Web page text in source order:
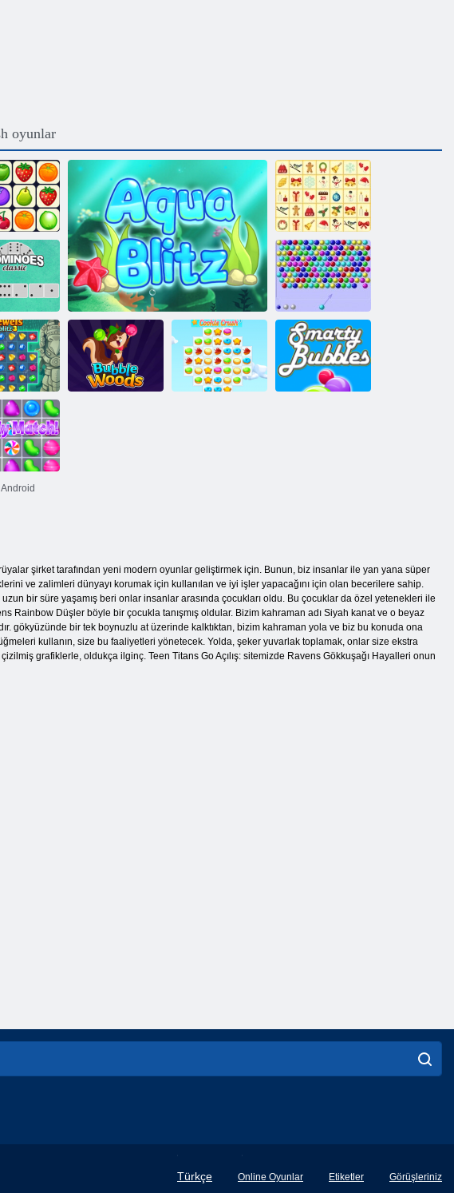
oyunlar
Connect
Kris-Mas
Mahjong
Klasik
Kabarcık atıcı
html5
Blitz
3
Android
şirket tarafından yeni modern oyunlar geliştirmek için. Bunun, biz insanlar ile yan yana süper
ve zalimleri dünyayı korumak için kullanılan ve iyi işler yapacağını için olan becerilere sahip.
bir süre yaşamış beri onlar insanlar arasında çocukları oldu. Bu çocuklar da özel yetenekleri ile
Rainbow Düşler böyle bir çocukla tanışmış oldular. Bizim kahraman adı Siyah kanat ve o beyaz
gökyüzünde bir tek boynuzlu at üzerinde kalktıktan, bizim kahraman yola ve biz bu konuda ona
kullanın, size bu faaliyetleri yönetecek. Yolda, şeker yuvarlak toplamak, onlar size ekstra
grafiklerle, oldukça ilginç. Teen Titans Go Açılış: sitemizde Ravens Gökkuşağı Hayalleri onun
Türkçe
English
Online Oyunlar Etiketler Görüşleriniz